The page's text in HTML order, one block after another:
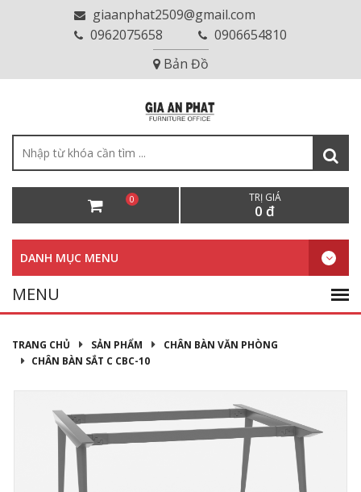
giaanphat2509@gmail.com
0962075658
0906654810
Bản Đồ
0 TRỊ GIÁ
0 đ
DANH MỤC MENU
TRANG CHỦ SẢN PHẨM
CHÂN BÀN VĂN PHÒNG
CHÂN BÀN SẮT C CBC-10